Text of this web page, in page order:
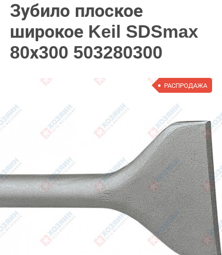
Зубило плоское
широкое Keil SDSmax
80х300 503280300
РАСПРОДАЖА